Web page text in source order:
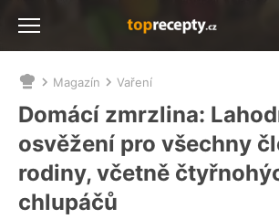
Nacházíte
se
zde:
Magazín Vaření
Domácí zmrzlina:
osvěžení pro všechny
rodiny, včetně
chlupáčů